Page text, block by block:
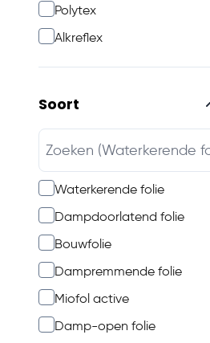
Polytex
Alkreflex
Soort
Waterkerende folie
Dampdoorlatend folie
Bouwfolie
Dampremmende folie
Miofol active
Damp-open folie